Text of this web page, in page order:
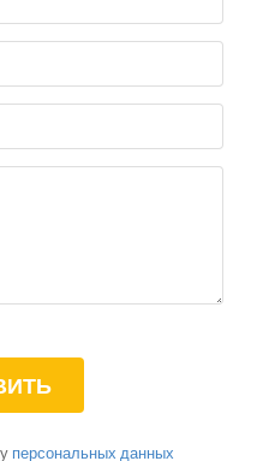
персональных данных